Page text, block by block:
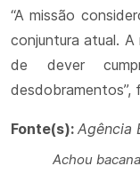
“A missão
conjuntura atual.
de dever
desdobramentos”,
Fonte(s): Agência
Achou